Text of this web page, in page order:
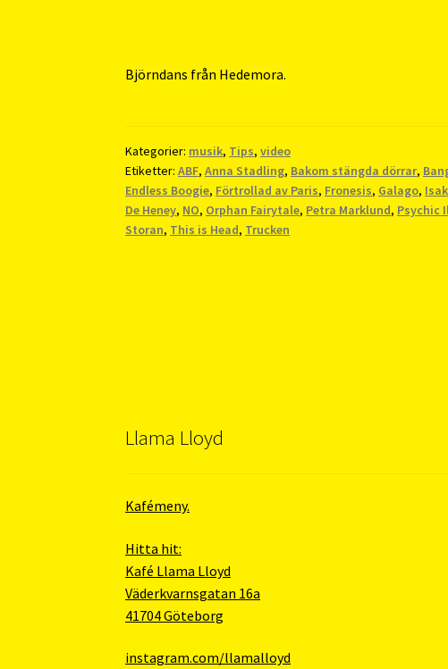
Björndans från Hedemora.
Kategorier: musik, Tips,video
Etiketter:ABF,Anna Stadling, Bakom stängda dörrar,
Endless Boogie, Förtrollad av Paris, Fronesis, Galago,
De Heney, NO, Orphan Fairytale, Petra Marklund, Psychic
Storan, This is Head, Trucken
Llama Lloyd
Kafémeny.
Hitta hit:
Kafé Llama Lloyd
Väderkvarnsgatan 16a
41704 Göteborg
instagram.com/llamalloyd